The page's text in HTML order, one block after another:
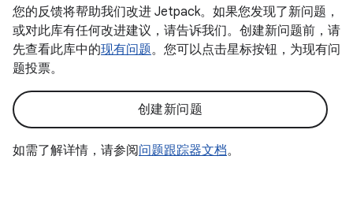
您的反馈将帮助我们改进 Jetpack。如果您发现了新问题，
或对此库有任何改进建议，请告诉我们。创建新问题前，请
先查看此库中的现有问题。您可以点击星标按钮，为现有问
题投票。
创建新问题
如需了解详情，请参阅问题跟踪器文档。